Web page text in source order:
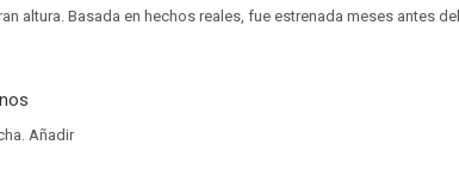
altura. Basada en hechos reales, fue estrenada meses antes
Añadir